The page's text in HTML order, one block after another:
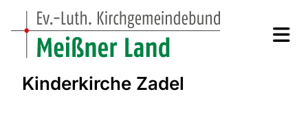
Kinderkirche Zadel